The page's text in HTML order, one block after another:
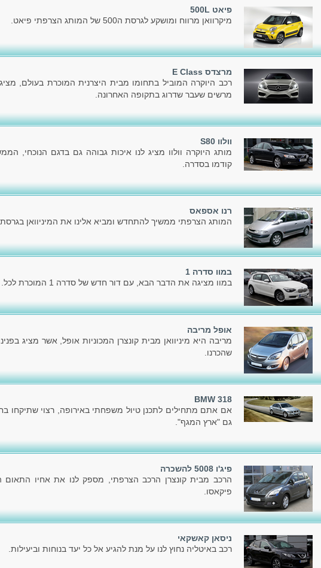
פיאט 500L
מיקרוואן מרווח ומושקע לגרסת ה500 של המותג הצרפתי פיאט.
מרצדס E Class
רכב היוקרה המוביל בתחומו מבית היצרנית המוכרת בעולם, מציג
מרשים שעבר שדרוג בתקופה האחרונה.
וולוו S80
מותג היוקרה וולוו מציג לנו איכות גבוהה גם בדגם הנוכחי,
קודמו בסדרה.
רנו אספאס
המותג הצרפתי ממשיך להתחדש ומביא אלינו את המיניוואן
במוו סדרה 1
במוו מציגה את הדבר הבא, עם דור חדש של סדרה 1 המוכרת לכל.
אופל מריבה
מריבה היא מיניוואן מבית קונצרן המכוניות אופל, אשר מציג
שהכרנו.
BMW 318
אם אתם מתחילים לתכנן טיול משפחתי באירופה, רצוי שתיקחו
גם "ארץ המגף".
פיג'ו 5008 להשכרה
פיקאסו.
ניסאן קאשקאי
רכב באיטליה נחוץ לנו על מנת להגיע אל כל יעד בנוחות וביעילות.